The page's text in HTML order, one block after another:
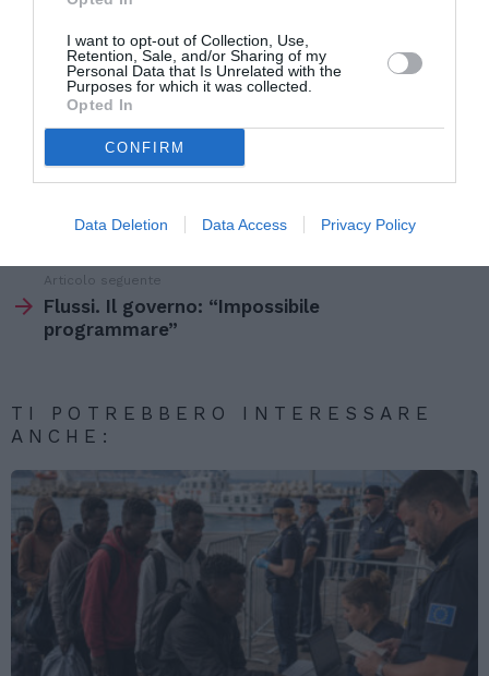
I want to opt-out of Collection, Use,
Retention, Sale, and/or Sharing of my
Personal Data that Is Unrelated with the
Purposes for which it was collected.
Opted In
CONFIRM
Data Deletion Data Access Privacy Policy
questo avvenga entro il 2011” ha detto Berlusconi
a fine maggio, durante una visita a Bucarest. Ma
il traguardo, per ora, non sembra così vicino.
Consiglio d’Europa: “Migranti annegano,
Articolo seguente
Flussi. Il governo: “Impossibile
programmare”
TI POTREBBERO INTERESSARE
ANCHE: